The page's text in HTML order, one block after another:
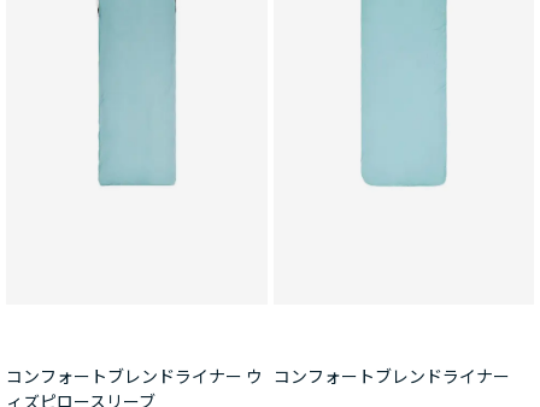
コンフォートブレンドライナー ウ
ィズピロースリーブ
コンフォートブレンドライナー